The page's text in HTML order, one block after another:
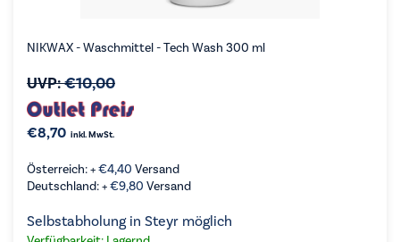
NIKWAX - Waschmittel - Tech Wash 300 ml
UVP:€10,00
€8,70 inkl. MwSt.
Österreich: +€4,40 Versand
Deutschland: +€9,80 Versand
Selbstabholung in Steyr möglich